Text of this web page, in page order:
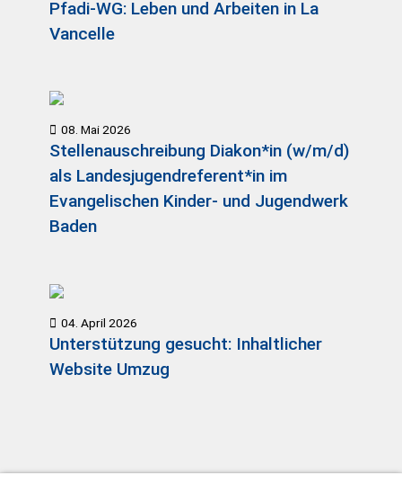
Pfadi-WG: Leben und Arbeiten in La
Vancelle
08. Mai 2026
Stellenauschreibung Diakon*in (w/m/d)
als Landesjugendreferent*in im
Evangelischen Kinder- und Jugendwerk
Baden
04. April 2026
Unterstützung gesucht: Inhaltlicher
Website Umzug